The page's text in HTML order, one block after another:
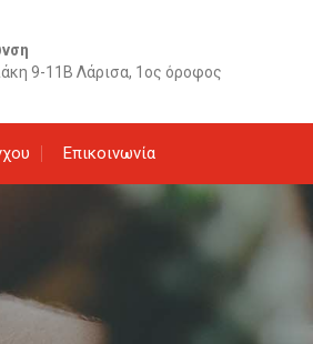
9-11Β Λάρισα, 1ος όροφος
Επικοινωνία